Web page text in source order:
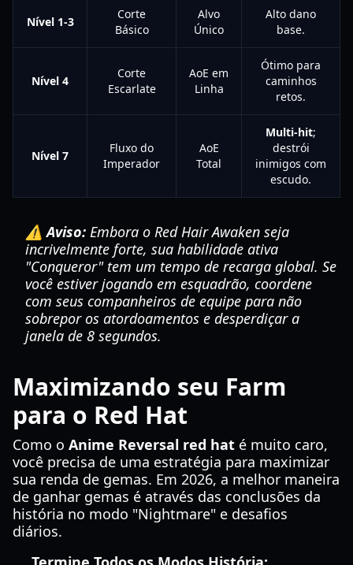
Nível 1-3
Corte
Básico
Alvo
Único
Alto dano
base.
Nível 4
Corte
Escarlate
AoE em
Linha
Ótimo para
caminhos
retos.
Nível 7
Fluxo do
Imperador
AoE
Total
Multi-hit;
destrói
inimigos com
escudo.
⚠️ Aviso: Embora o Red Hair Awaken seja
incrivelmente forte, sua habilidade ativa
"Conqueror" tem um tempo de recarga global. Se
você estiver jogando em esquadrão, coordene
com seus companheiros de equipe para não
sobrepor os atordoamentos e desperdiçar a
janela de 8 segundos.
Maximizando seu Farm
para o Red Hat
Como o Anime Reversal red hat é muito caro,
você precisa de uma estratégia para maximizar
sua renda de gemas. Em 2026, a melhor maneira
de ganhar gemas é através das conclusões da
história no modo "Nightmare" e desafios
diários.